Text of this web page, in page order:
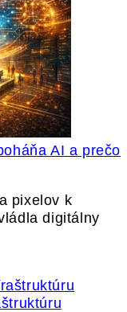
AI a prečo
pixelov k
digitálny